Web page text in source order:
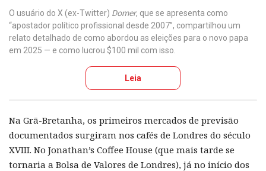
O usuário do X (ex-Twitter) Domer, que se apresenta como
“apostador político profissional desde 2007”, compartilhou um
relato detalhado de como abordou as eleições para o novo papa
em 2025 — e como lucrou $100 mil com isso.
Leia
Na Grã-Bretanha, os primeiros mercados de previsão
documentados surgiram nos cafés de Londres do século
XVIII. No Jonathan’s Coffee House (que mais tarde se
tornaria a Bolsa de Valores de Londres), já no início dos